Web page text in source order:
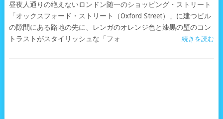
昼夜人通りの絶えないロンドン随一のショッピング・ストリート
「オックスフォード・ストリート（Oxford Street）」に建つビル
の隙間にある路地の先に、レンガのオレンジ色と漆黒の壁のコン
トラストがスタイリッシュな「フォ
続きを読む